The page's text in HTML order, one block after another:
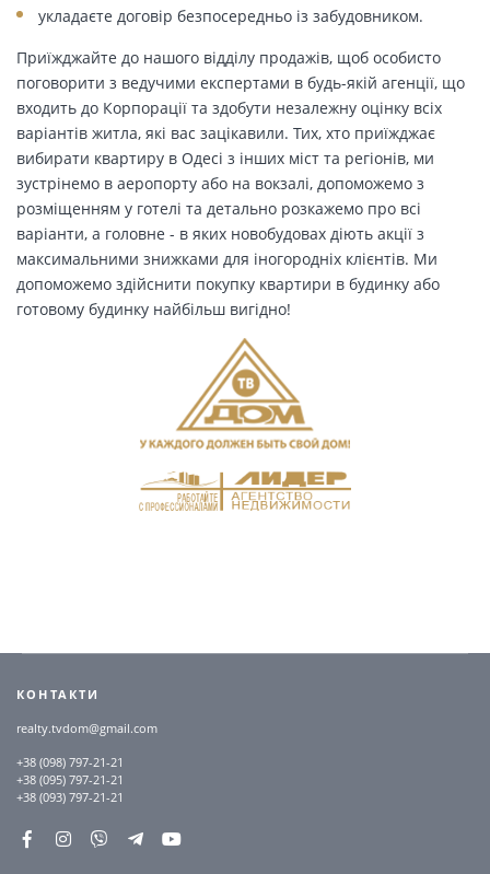
укладаєте договір безпосередньо із забудовником.
Приїжджайте до нашого відділу продажів, щоб особисто
поговорити з ведучими експертами в будь-якій агенції, що
входить до Корпорації та здобути незалежну оцінку всіх
варіантів житла, які вас зацікавили. Тих, хто приїжджає
вибирати квартиру в Одесі з інших міст та регіонів, ми
зустрінемо в аеропорту або на вокзалі, допоможемо з
розміщенням у готелі та детально розкажемо про всі
варіанти, а головне - в яких новобудовах діють акції з
максимальними знижками для іногородніх клієнтів. Ми
допоможемо здійснити покупку квартири в будинку або
готовому будинку найбільш вигідно!
КОНТАКТИ
realty.tvdom@gmail.com
+38 (098) 797-21-21
+38 (095) 797-21-21
+38 (093) 797-21-21